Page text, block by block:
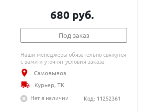
680 руб.
Под заказ
Наши менеджеры обязательно свяжутся
с вами и уточнят условия заказа
Самовывоз
Курьер, ТК
Нет в наличии
Код: 11252361